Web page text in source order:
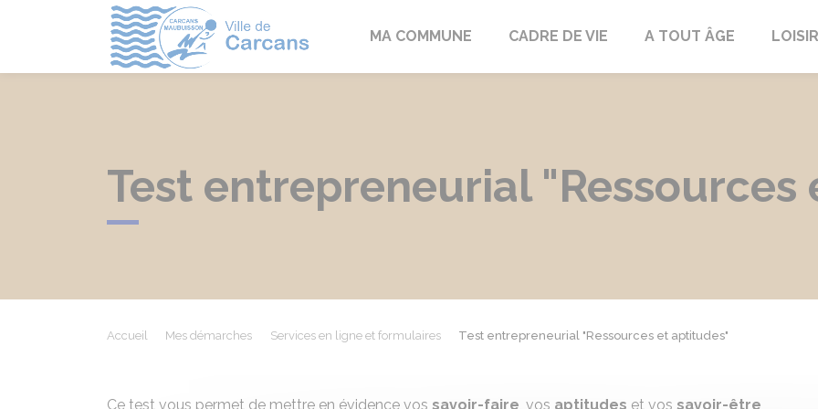
CarcansMA COMMUNE CADRE DE VIE A TOUT ÂGE
Test entrepreneurial
Accueil Mes démarches Services en ligne et formulaires Test entrepreneurial "Ressources et aptitudes"
Ce test vous permet de mettre en évidence vos savoir-faire, vos aptitudes et vos savoir-être